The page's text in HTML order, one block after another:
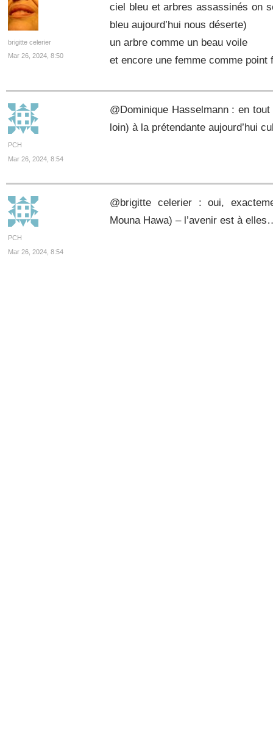
brigitte celerier
Mar 26, 2024, 8:50
ciel bleu et arbres assassinés on
bleu aujourd’hui nous déserte)
un arbre comme un beau voile
et encore une femme comme point
PCH
Mar 26, 2024, 8:54
@Dominique Hasselmann : en
loin) à la prétendante aujourd’hui
PCH
Mar 26, 2024, 8:54
@brigitte celerier : oui,
Mouna Hawa) – l’avenir est à